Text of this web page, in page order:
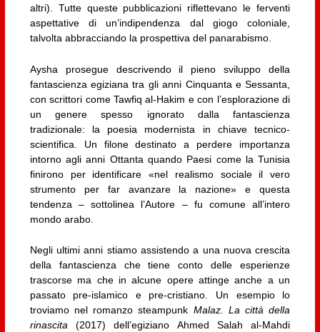
altri). Tutte queste pubblicazioni riflettevano le ferventi
aspettative di un’indipendenza dal giogo coloniale,
talvolta abbracciando la prospettiva del panarabismo.
Aysha prosegue descrivendo il pieno sviluppo della
fantascienza egiziana tra gli anni Cinquanta e Sessanta,
con scrittori come Tawfiq al-Hakim e con l’esplorazione di
un genere spesso ignorato dalla fantascienza
tradizionale: la poesia modernista in chiave tecnico-
scientifica. Un filone destinato a perdere importanza
intorno agli anni Ottanta quando Paesi come la Tunisia
finirono per identificare «nel realismo sociale il vero
strumento per far avanzare la nazione» e questa
tendenza – sottolinea l’Autore – fu comune all’intero
mondo arabo.
Negli ultimi anni stiamo assistendo a una nuova crescita
della fantascienza che tiene conto delle esperienze
trascorse ma che in alcune opere attinge anche a un
passato pre-islamico e pre-cristiano. Un esempio lo
troviamo nel romanzo steampunk Malaz. La città della
rinascita (2017) dell’egiziano Ahmed Salah al-Mahdi